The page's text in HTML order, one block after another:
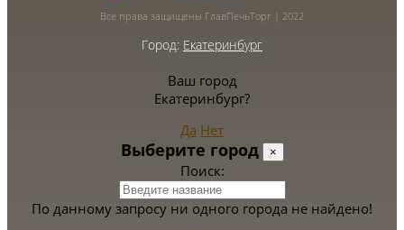
Все права защищены ГлавПечьТорг | 2022
Город: Екатеринбург
Ваш город
Екатеринбург?
Да Нет
Выберите город ×
Поиск:
По данному запросу ни одного города не найдено!